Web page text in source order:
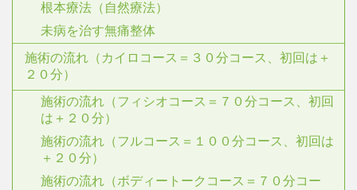
根本療法（自然療法）
未病を治す無痛整体
施術の流れ（カイロコース＝３０分コース、初回は＋
２０分）
施術の流れ（フィシオコース＝７０分コース、初回
は＋２０分）
施術の流れ（フルコース＝１００分コース、初回は
＋２０分）
施術の流れ（ボディートークコース＝７０分コー